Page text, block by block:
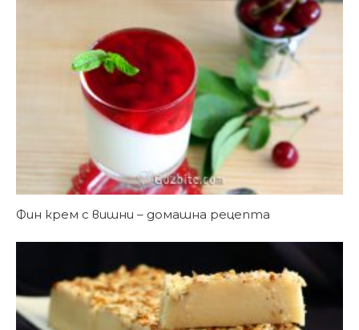
Фин крем с вишни – домашна рецепта